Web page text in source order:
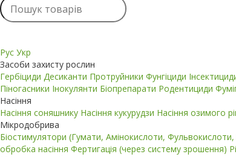
Рус Укр
Засоби захисту рослин
Гербіциди Десиканти Протруйники Фунгіциди
Піногасники Інокулянти Біопрепарати Родентициди
Насіння
Насіння соняшнику Насіння кукурудзи Насіння озимого
Мікродобрива
Біостимулятори (Гумати, Амінокислоти,
обробка насіння Фертигація (через систему зрошення)